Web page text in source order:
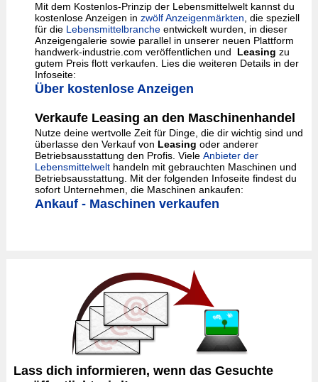
Mit dem Kostenlos-Prinzip der Lebensmittelwelt kannst du
kostenlose Anzeigen in zwölf Anzeigenmärkten , die speziell
für die Lebensmittelbrancheentwickelt wurden, in dieser
Anzeigengalerie sowie parallel in unserer neuen Plattform
handwerk-industrie.com veröffentlichen und Leasing zu
gutem Preis flott verkaufen. Lies die weiteren Details in der
Infoseite:
Über kostenlose Anzeigen
Verkaufe Leasing an den Maschinenhandel
Nutze deine wertvolle Zeit für Dinge, die dir wichtig sind und
überlasse den Verkauf von Leasing oder anderer
Betriebsausstattung den Profis. Viele Anbieter der
Lebensmittelwelthandeln mit gebrauchten Maschinen und
Betriebsausstattung. Mit der folgenden Infoseite findest du
sofort Unternehmen, die Maschinen ankaufen:
Ankauf - Maschinen verkaufen
Lass dich informieren, wenn das Gesuchte